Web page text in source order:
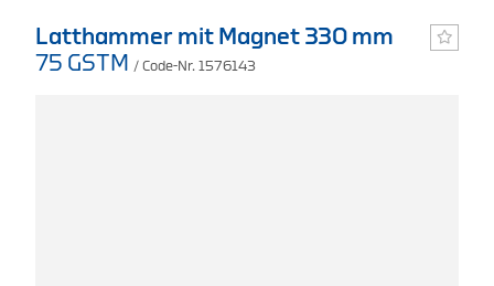
Latthammer mit Magnet 330 mm
75 GSTM
/ Code-Nr. 1576143